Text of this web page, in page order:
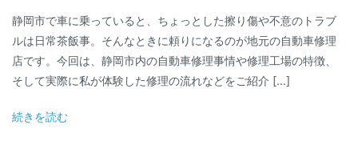
静岡市で車に乗っていると、ちょっとした擦り傷や不意のトラブ
ルは日常茶飯事。そんなときに頼りになるのが地元の自動車修理
店です。今回は、静岡市内の自動車修理事情や修理工場の特徴、
そして実際に私が体験した修理の流れなどをご紹介 […]
続きを読む